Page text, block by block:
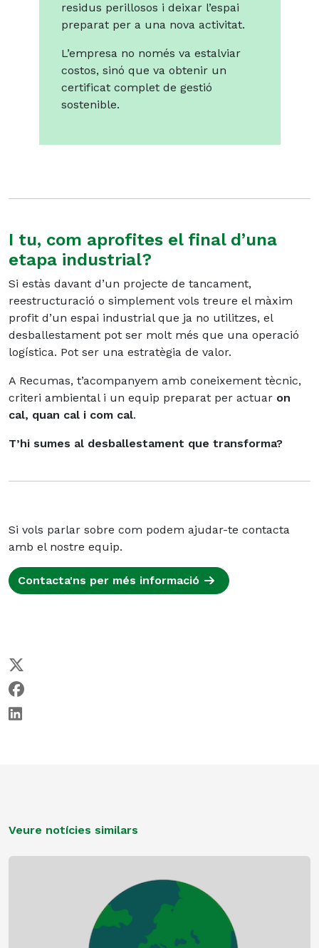
residus perillosos i deixar l’espai
preparat per a una nova activitat.
L’empresa no només va estalviar
costos, sinó que va obtenir un
certificat complet de gestió
sostenible.
I tu, com aprofites el final d’una
etapa industrial?
Si estàs davant d’un projecte de tancament,
reestructuració o simplement vols treure el màxim
profit d’un espai industrial que ja no utilitzes, el
desballestament pot ser molt més que una operació
logística. Pot ser una estratègia de valor.
A Recumas, t’acompanyem amb coneixement tècnic,
criteri ambiental i un equip preparat per actuar on
cal, quan cal i com cal.
T’hi sumes al desballestament que transforma?
Si vols parlar sobre com podem ajudar-te contacta
amb el nostre equip.
Contacta'ns per més informació
Veure notícies similars